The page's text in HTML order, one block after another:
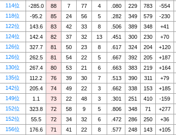
114位 -285.0 88 7 77 4 .080 229 783 -554
118位 -95.2 85 24 56 5 .282 349 579 -230
122位 143.6 83 42 33 8 .506 389 348 +41
124位 142.4 82 37 32 13 .451 300 230 +70
126位 327.7 81 50 23 8 .617 324 204 +120
126位 262.5 81 54 22 5 .667 392 205 +187
130位 267.4 80 53 21 6 .663 383 219 +164
135位 112.2 76 39 30 7 .513 390 311 +79
142位 205.4 74 49 22 3 .662 338 153 +185
149位 1.1 73 22 48 3 .301 251 410 -159
152位 323.8 72 58 9 5 .806 348 71 +277
152位 55.5 72 34 32 6 .472 286 250 +36
156位 176.6 71 41 22 8 .577 248 143 +105